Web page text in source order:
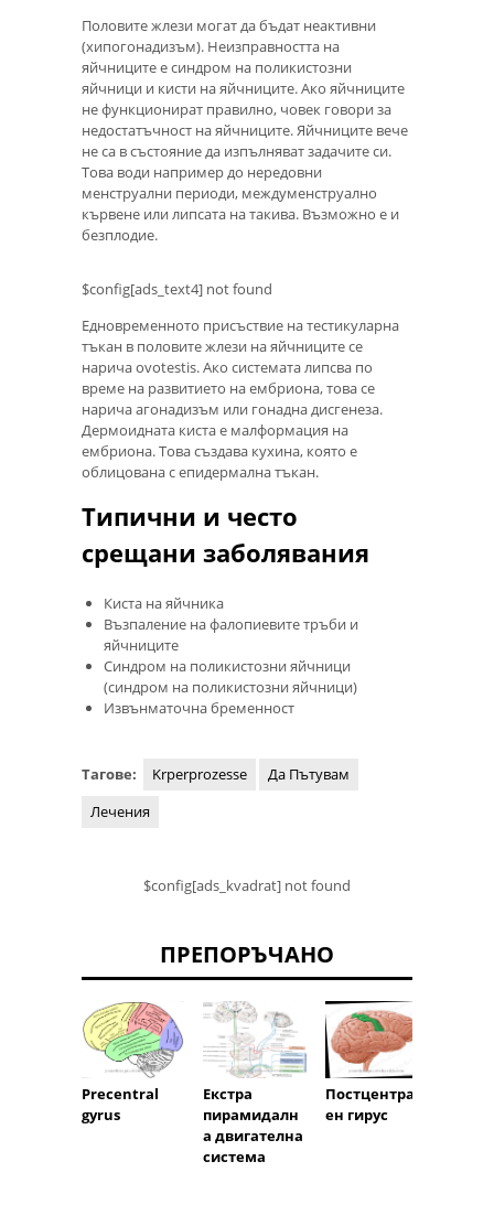
Половите жлези могат да бъдат неактивни
(хипогонадизъм). Неизправността на
яйчниците е синдром на поликистозни
яйчници и кисти на яйчниците. Ако яйчниците
не функционират правилно, човек говори за
недостатъчност на яйчниците. Яйчниците вече
не са в състояние да изпълняват задачите си.
Това води например до нередовни
менструални периоди, междуменструално
кървене или липсата на такива. Възможно е и
безплодие.
$config[ads_text4] not found
Едновременното присъствие на тестикуларна
тъкан в половите жлези на яйчниците се
нарича ovotestis. Ако системата липсва по
време на развитието на ембриона, това се
нарича агонадизъм или гонадна дисгенеза.
Дермоидната киста е малформация на
ембриона. Това създава кухина, която е
облицована с епидермална тъкан.
Типични и често
срещани заболявания
Киста на яйчника
Възпаление на фалопиевите тръби и
яйчниците
Синдром на поликистозни яйчници
(синдром на поликистозни яйчници)
Извънматочна бременност
Тагове: Krperprozesse
Да Пътувам
Лечения
$config[ads_kvadrat] not found
ПРЕПОРЪЧАНО
Precentral
gyrus
Екстра
пирамидалн
а двигателна
система
Постцентрал
ен гирус